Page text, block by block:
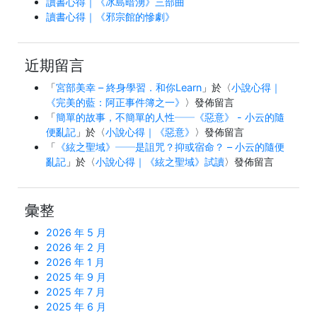
讀書心得｜《邪宗館的慘劇》
近期留言
「宮部美幸 – 終身學習．和你Learn 」於〈小說心得｜
《完美的藍：阿正事件簿之一》 〉發佈留言
「簡單的故事，不簡單的人性──《惡意》 - 小云的隨
便亂記 」於〈小說心得｜《惡意》 〉發佈留言
「 《絃之聖域》──是詛咒？抑或宿命？ – 小云的隨便
亂記 」於〈小說心得｜《絃之聖域》試讀〉發佈留言
彙整
2026 年 5 月
2026 年 2 月
2026 年 1 月
2025 年 9 月
2025 年 7 月
2025 年 6 月